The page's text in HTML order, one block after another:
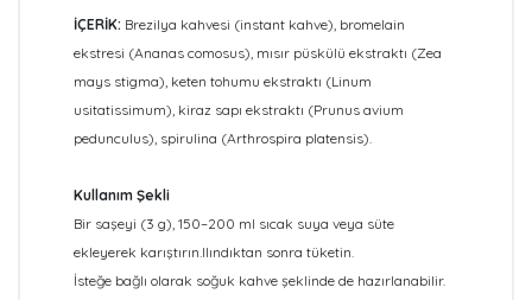
İÇERİK: Brezilya kahvesi (instant kahve), bromelain
ekstresi (Ananas comosus), mısır püskülü ekstraktı (Zea
mays stigma), keten tohumu ekstraktı (Linum
usitatissimum), kiraz sapı ekstraktı (Prunus avium
pedunculus), spirulina (Arthrospira platensis).
Kullanım Şekli
Bir saşeyi (3 g), 150–200 ml sıcak suya veya süte
ekleyerek karıştırın.Ilındıktan sonra tüketin.
İsteğe bağlı olarak soğuk kahve şeklinde de hazırlanabilir.